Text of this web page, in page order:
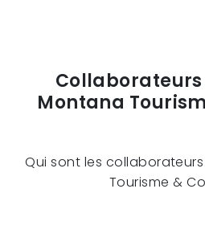
Montana
Qui sont les
Tourisme &